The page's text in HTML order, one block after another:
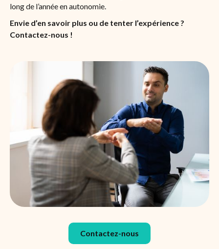
long de l’année en autonomie.
Envie d’en savoir plus ou de tenter l’expérience ?
Contactez-nous !
Contactez-nous